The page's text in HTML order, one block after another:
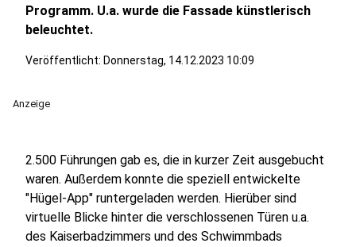
Programm. U.a. wurde die Fassade künstlerisch
beleuchtet.
Veröffentlicht: Donnerstag, 14.12.2023 10:09
Anzeige
2.500 Führungen gab es, die in kurzer Zeit ausgebucht
waren. Außerdem konnte die speziell entwickelte
"Hügel-App" runtergeladen werden. Hierüber sind
virtuelle Blicke hinter die verschlossenen Türen u.a.
des Kaiserbadzimmers und des Schwimmbads